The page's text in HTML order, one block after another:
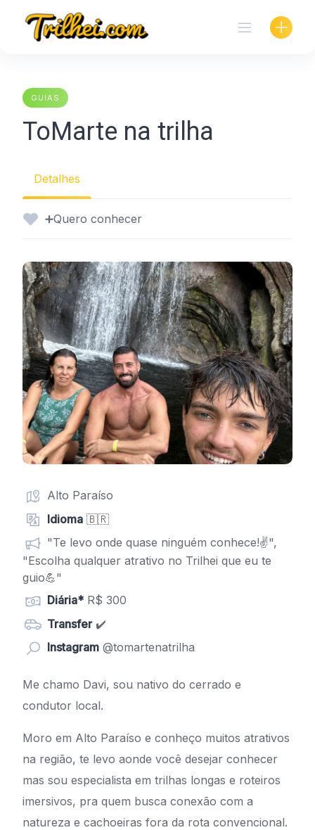
content
GUIAS
ToMarte na trilha
Detalhes
➕Quero conhecer
Alto Paraíso
Idioma 🇧🇷
"Te levo onde quase ninguém conhece!✌",
"Escolha qualquer atrativo no Trilhei que eu te
guio💪"
Diária* R$ 300
Transfer✔️
Instagram @tomartenatrilha
Me chamo Davi, sou nativo do cerrado e
condutor local.
Moro em Alto Paraíso e conheço muitos atrativos
na região, te levo aonde você desejar conhecer
mas sou especialista em trilhas longas e roteiros
imersivos, pra quem busca conexão com a
natureza e cachoeiras fora da rota convencional.